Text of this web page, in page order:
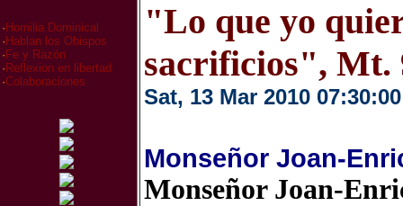
· Homilia Dominical
· Hablan los Obispos
· Fe y Razón
· Reflexion en libertad
·Colaboraciones
"Lo que yo
sacrificios", Mt.
Sat, 13 Mar 2010 07:30:00
Monseñor Joan-
Monseñor Joan-